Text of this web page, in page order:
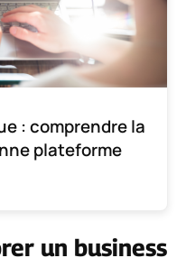
: comprendre la
plateforme
un business